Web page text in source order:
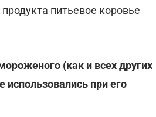
питьевое коровье
(как и всех других
при его